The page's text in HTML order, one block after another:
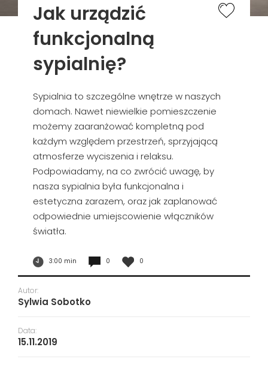
Jak urządzić
funkcjonalną
sypialnię?
Sypialnia to szczególne wnętrze w naszych
domach. Nawet niewielkie pomieszczenie
możemy zaaranżować kompletną pod
każdym względem przestrzeń, sprzyjającą
atmosferze wyciszenia i relaksu.
Podpowiadamy, na co zwrócić uwagę, by
nasza sypialnia była funkcjonalna i
estetyczna zarazem, oraz jak zaplanować
odpowiednie umiejscowienie włączników
światła.
3:00 min 0 0
Autor:
Sylwia Sobotko
Data:
15.11.2019